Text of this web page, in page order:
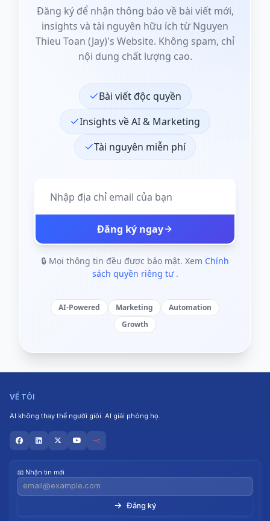
Đăng ký để nhận thông báo về bài viết mới,
insights và tài nguyên hữu ích từ Nguyen
Thieu Toan (Jay)'s Website. Không spam, chỉ
nội dung chất lượng cao.
Bài viết độc quyền
Insights về AI & Marketing
Tài nguyên miễn phí
Đăng ký ngay
🔒 Mọi thông tin đều được bảo mật. Xem Chính
sách quyền riêng tư .
AI-Powered Marketing
Automation
Growth
VỀ TÔI
AI không thay thế người giỏi. AI giải phóng họ.
📧 Nhận tin mới
→